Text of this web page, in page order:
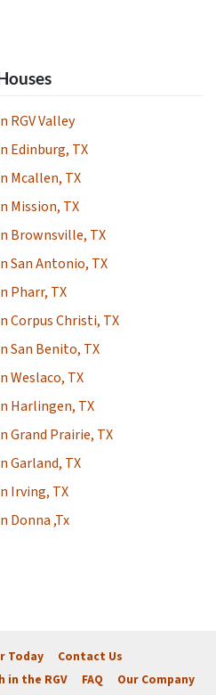
RGV Valley
Edinburg, TX
Mcallen, TX
Mission, TX
Brownsville, TX
San Antonio, TX
Pharr, TX
Corpus Christi, TX
San Benito, TX
Weslaco, TX
Harlingen, TX
Grand Prairie, TX
Garland, TX
Irving, TX
Donna ,Tx
Today
Contact Us
in the RGV
FAQ
Our Company